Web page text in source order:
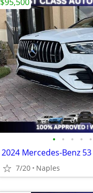
• • • • •
2024 Mercedes-Benz 53
7/20 Naples